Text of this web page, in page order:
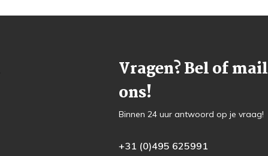
Vragen? Bel of mail
ons!
Binnen 24 uur antwoord op je vraag!
+31 (0)495 625991